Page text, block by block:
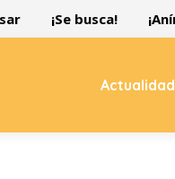
¡Se busca!
Actualidad